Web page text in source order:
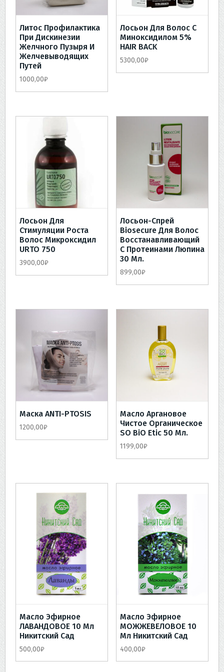
Литос Профилактика
При Дискинезии
Желчного Пузыря И
Желчевыводящих
Путей
1000,00₽
Лосьон Для Волос С
Миноксидилом 5%
HAIR BACK
5300,00₽
Лосьон Для
Стимуляции Роста
Волос Микроксидил
URTO 750
3900,00₽
Лосьон-Спрей
Biosecure Для Волос
Восстанавливающий
С Протеинами Люпина
30 Мл.
899,00₽
Маска ANTI-PTOSIS
1200,00₽
Масло Аргановое
Чистое Органическое
SO BiO Etic 50 Мл.
1199,00₽
Масло Эфирное
ЛАВАНДОВОЕ 10 Мл
Никитский Сад
500,00₽
Масло Эфирное
МОЖЖЕВЕЛОВОЕ 10
Мл Никитский Сад
400,00₽